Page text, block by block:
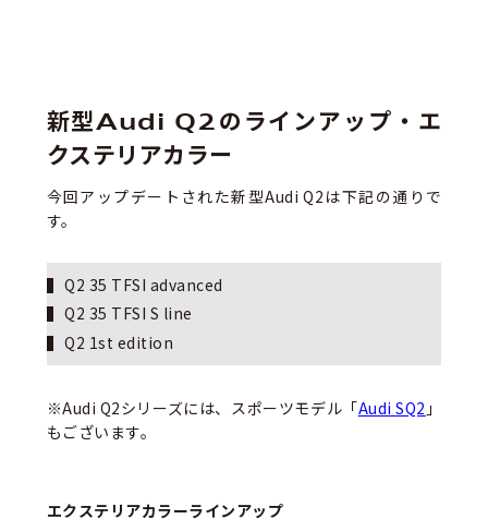
新型Audi Q2のラインアップ・エ
クステリアカラー
今回アップデートされた新型Audi Q2は下記の通りで
す。
Q2 35 TFSI advanced
Q2 35 TFSI S line
Q2 1st edition
※Audi Q2シリーズには、スポーツモデル「Audi SQ2 」
もございます。
エクステリアカラーラインアップ